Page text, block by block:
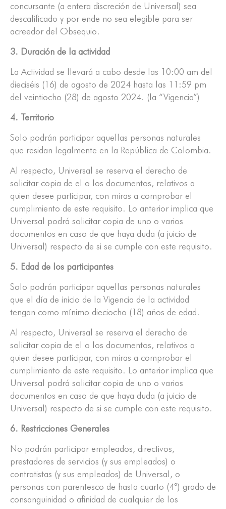
concursante (a entera discreción de Universal) sea
descalificado y por ende no sea elegible para ser
acreedor del Obsequio.
3. Duración de la actividad
La Actividad se llevará a cabo desde las 10:00 am del
dieciséis (16) de agosto de 2024 hasta las 11:59 pm
del veintiocho (28) de agosto 2024. (la “Vigencia”)
4. Territorio
Solo podrán participar aquellas personas naturales
que residan legalmente en la República de Colombia.
Al respecto, Universal se reserva el derecho de
solicitar copia de el o los documentos, relativos a
quien desee participar, con miras a comprobar el
cumplimiento de este requisito. Lo anterior implica que
Universal podrá solicitar copia de uno o varios
documentos en caso de que haya duda (a juicio de
Universal) respecto de si se cumple con este requisito.
5. Edad de los participantes
Solo podrán participar aquellas personas naturales
que el día de inicio de la Vigencia de la actividad
tengan como mínimo dieciocho (18) años de edad.
Al respecto, Universal se reserva el derecho de
solicitar copia de el o los documentos, relativos a
quien desee participar, con miras a comprobar el
cumplimiento de este requisito. Lo anterior implica que
Universal podrá solicitar copia de uno o varios
documentos en caso de que haya duda (a juicio de
Universal) respecto de si se cumple con este requisito.
6. Restricciones Generales
No podrán participar empleados, directivos,
prestadores de servicios (y sus empleados) o
contratistas (y sus empleados) de Universal, o
personas con parentesco de hasta cuarto (4°) grado de
consanguinidad o afinidad de cualquier de los